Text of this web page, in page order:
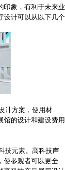
印象，有利于未来业
设计可以从以下几个
计方案，使用材
馆的设计和建设费用
技元素。高科技声
使参观者可以更全